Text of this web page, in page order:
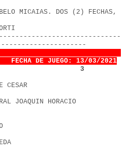
MICAIAS. DOS (2) FECHAS,
CONFORTI
DIVISION
FECHA DE JUEGO: 13/03/2021
3
PARE CESAR
JOAQUIN HORACIO